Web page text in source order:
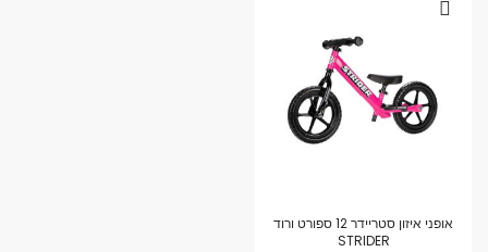
אופני איזון סטריידר 12 ספורט ורוד
STRIDER